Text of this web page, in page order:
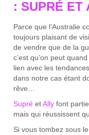
: SUPRÉ ET
Parce que l’Australie
toujours plaisant de
de vendre que de la
c’est qu’on peut
lien avec les
dans notre cas étant
rêve…
Supré etAlly font
mais qui réussissent
Si vous tombez sous